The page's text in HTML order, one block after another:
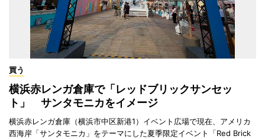
買う
横浜赤レンガ倉庫で「レッドブリックサンセッ
ト」 サンタモニカをイメージ
横浜赤レンガ倉庫（横浜市中区新港1）イベント広場で現在、アメリカ
西海岸「サンタモニカ」をテーマにした夏季限定イベント「Red Brick